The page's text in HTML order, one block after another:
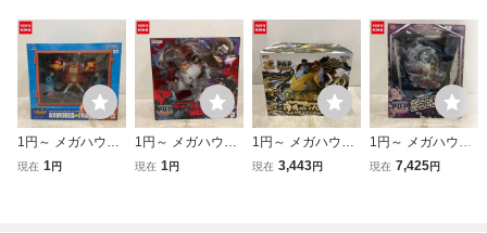
1円～ メガハウス
P.O.P Sailing Agai
現在 1円
1円～ メガハウス
P.O.P Sailing Agai
現在 1円
1円～ メガハウス
P.O.P Sailing Agai
現在 3,443円
1円～ メガハウス
P.O.P Sailing Agai
現在 7,425円